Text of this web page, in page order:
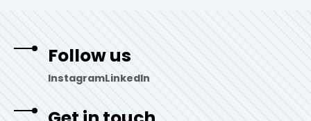
Follow us
InstagramLinkedIn